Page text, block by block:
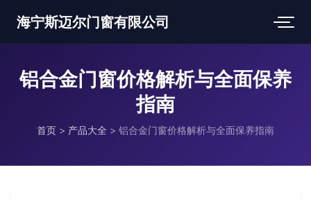
海宁斯迈尔门窗有限公司
铝合金门窗价格解析与全面保养
指南
首页 > 产品大全 > 铝合金门窗价格解析与全面保养指南